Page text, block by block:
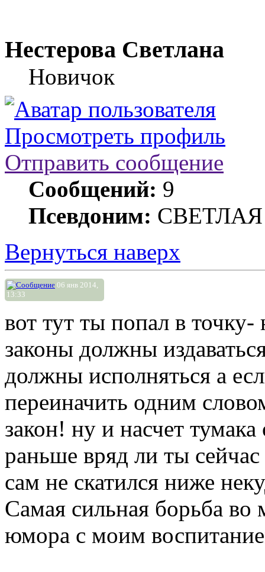
Нестерова Светлана
Новичок
Просмотреть профиль
Отправить сообщение
Сообщений: 9
Псевдоним: СВЕТЛАЯ
Вернуться наверх
06 янв 2014,
13:33
вот тут ты попал в
законы должны
должны исполняться а
переиначить одним
закон! ну и насчет
раньше вряд ли ты
сам не скатился ниже
Самая сильная борьба во
юмора с моим